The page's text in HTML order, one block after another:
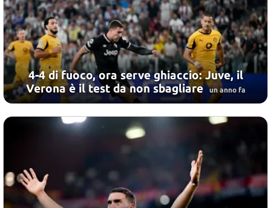
4-4 di fuoco, ora serve ghiaccio: Juve, il
Verona è il test da non sbagliare un anno fa